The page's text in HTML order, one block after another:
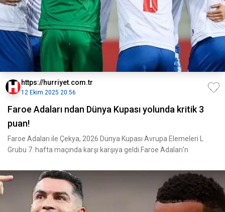
https://hurriyet.com.tr
12 Ekim 2025 20:56
Faroe Adaları ndan Dünya Kupası yolunda kritik 3
puan!
Faroe Adaları ile Çekya, 2026 Dünya Kupası Avrupa Elemeleri L
Grubu 7. hafta maçında karşı karşıya geldi.Faroe Adaları'n